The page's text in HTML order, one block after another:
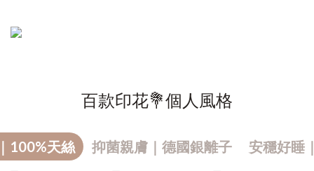
百款印花💐個人風格
100%天絲 抑菌親膚｜德國銀離子 安穩好睡